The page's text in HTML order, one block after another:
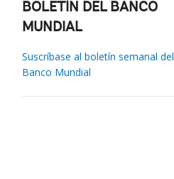
BOLETÍN DEL BANCO
MUNDIAL
Suscríbase al boletín semanal del
Banco Mundial